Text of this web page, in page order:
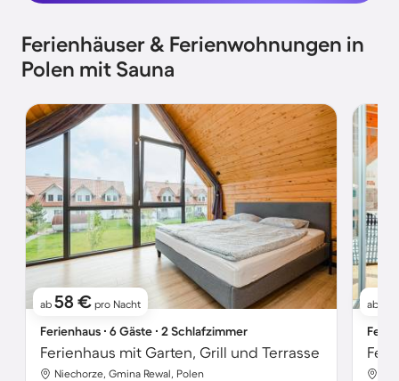
Ferienhäuser & Ferienwohnungen in
Polen mit Sauna
ab 58 € pro Nacht
Ferienhaus ∙ 6 Gäste ∙ 2 Schlafzimmer
Ferienhaus mit Garten, Grill und Terrasse
Niechorze, Gmina Rewal, Polen
ab